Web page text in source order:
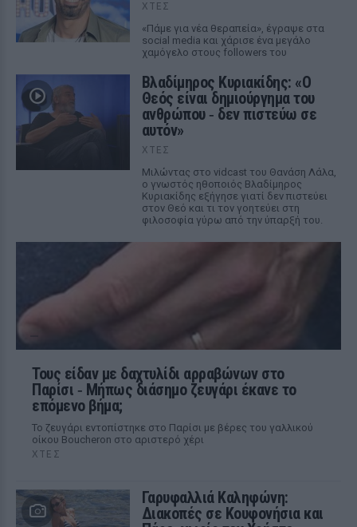
ΧΤΕΣ
«Πάμε για νέα θεραπεία», έγραψε στα
social media και χάρισε ένα μεγάλο
χαμόγελο στους followers του
Βλαδίμηρος Κυριακίδης: «Ο
Θεός είναι δημιούργημα του
ανθρώπου ‑ δεν πιστεύω σε
αυτόν»
ΧΤΕΣ
Μιλώντας στο vidcast του Θανάση Λάλα,
ο γνωστός ηθοποιός Βλαδίμηρος
Κυριακίδης εξήγησε γιατί δεν πιστεύει
στον Θεό και τι τον γοητεύει στη
φιλοσοφία γύρω από την ύπαρξή του.
Τους είδαν με δαχτυλίδι αρραβώνων στο
Παρίσι ‑ Μήπως διάσημο ζευγάρι έκανε το
επόμενο βήμα;
Το ζευγάρι εντοπίστηκε στο Παρίσι με βέρες του γαλλικού
οίκου Boucheron στο αριστερό χέρι
ΧΤΕΣ
Γαρυφαλλιά Καληφώνη:
Διακοπές σε Κουφονήσια και